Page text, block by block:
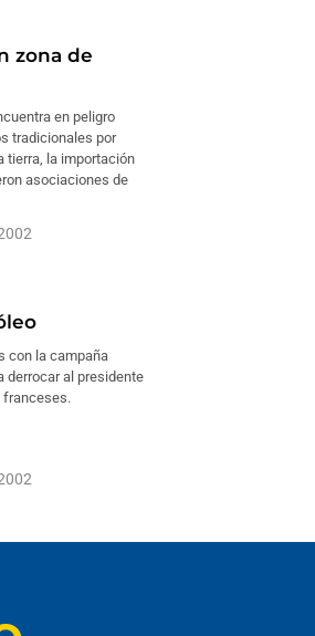
zona de
en peligro
tradicionales por
tierra, la importación
asociaciones de
con la campaña
derrocar al presidente
franceses.